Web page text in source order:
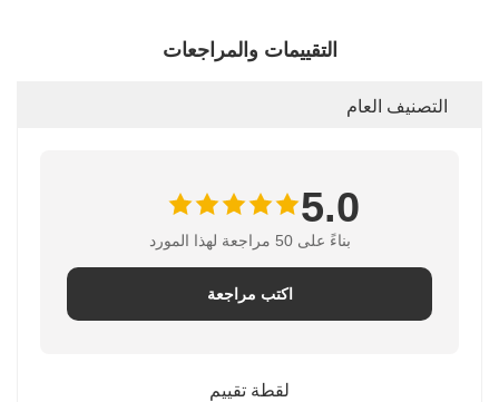
التقييمات والمراجعات
التصنيف العام
5.0
بناءً على 50 مراجعة لهذا المورد
اكتب مراجعة
لقطة تقييم